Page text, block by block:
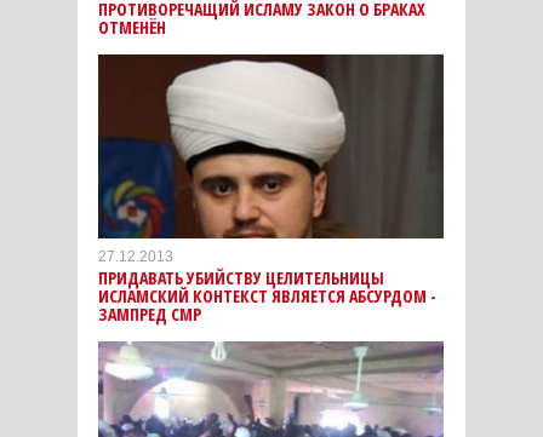
ПРОТИВОРЕЧАЩИЙ ИСЛАМУ ЗАКОН О БРАКАХ
ОТМЕНЁН
27.12.2013
ПРИДАВАТЬ УБИЙСТВУ ЦЕЛИТЕЛЬНИЦЫ
ИСЛАМСКИЙ КОНТЕКСТ ЯВЛЯЕТСЯ АБСУРДОМ -
ЗАМПРЕД СМР